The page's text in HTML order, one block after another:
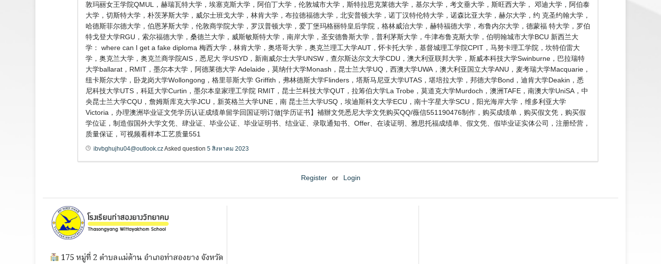
敦玛丽女王学院QMUL，赫瑞瓦特大学，埃塞克斯大学，阿伯丁大学，伦敦城市大学，斯特拉思克莱德大学，基尔大学，考文垂大学，斯旺西大学， 邓迪大学，阿伯泰
大学，切斯特大学，朴茨茅斯大学，威尔士班戈大学，林肯大学，布拉德福德大学，北安普顿大学，诺丁汉特伦特大学，诺森比亚大学，赫尔大学，约 克圣约翰大学，
哈德斯菲尔德大学，伯恩茅斯大学，伦敦商学院大学，罗汉普顿大学，爱丁堡玛格丽特皇后学院，格林威治大学，赫特福德大学，布鲁内尔大学，德蒙福 特大学，罗伯
特戈登大学RGU，索尔福德大学，桑德兰大学，威斯敏斯特大学，南岸大学，圣安德鲁斯大学，普利茅斯大学，牛津布鲁克斯大学，伯明翰城市大学BCU 新西兰大
学： where can I get a fake diploma 梅西大学，林肯大学，奥塔哥大学，奥克兰理工大学AUT，怀卡托大学，基督城理工学院CPIT，马努卡理工学院，坎特伯雷大
学，奥克兰大学，奥克兰商学院AIS，悉尼大 学USYD，新南威尔士大学UNSW，查尔斯达尔文大学CDU，澳大利亚联邦大学，斯威本科技大学Swinburne，巴拉瑞特
大学ballarat，RMIT，墨尔本大学，阿德莱德大学 Adelaide，莫纳什大学Monash，昆士兰大学UQ，西澳大学UWA，澳大利亚国立大学ANU，麦考瑞大学Macquarie，
纽卡斯尔大学，卧龙岗大学Wollongong，格里菲斯大学 Griffith，弗林德斯大学Flinders，塔斯马尼亚大学UTAS，堪培拉大学，邦德大学Bond，迪肯大学Deakin，悉
尼科技大学UTS，科廷大学Curtin，墨尔本皇家理工学院 RMIT，昆士兰科技大学QUT，拉筹伯大学La Trobe，莫道克大学Murdoch，澳洲TAFE，南澳大学UniSA，中
央昆士兰大学CQU，詹姆斯库克大学JCU，新英格兰大学UNE，南 昆士兰大学USQ，埃迪斯科文大学ECU，南十字星大学SCU，阳光海岸大学，维多利亚大学
Victoria，办理澳洲毕业证文凭学历认证成绩单留学回国证明订做[学历证书】補辦文凭悉尼大学文凭购买QQ/薇信551190476制作，购买成绩单，购买假文凭，购买假
学位证，制造假国外大学文凭、肆业证、毕业公证、毕业证明书、结业证、录取通知书、Offer、在读证明、雅思托福成绩单、假文凭、假毕业证实体公司，注册经营，
质量保证，可视频看样本工艺质量551
ibvbghujhu04@outlook.czAsked question 5 สิงหาคม 2023
Register or Login
175 หมู่ที่ 2 ตำบลแม่ต้าน อำเภอท่าสองยาง จังหวัด